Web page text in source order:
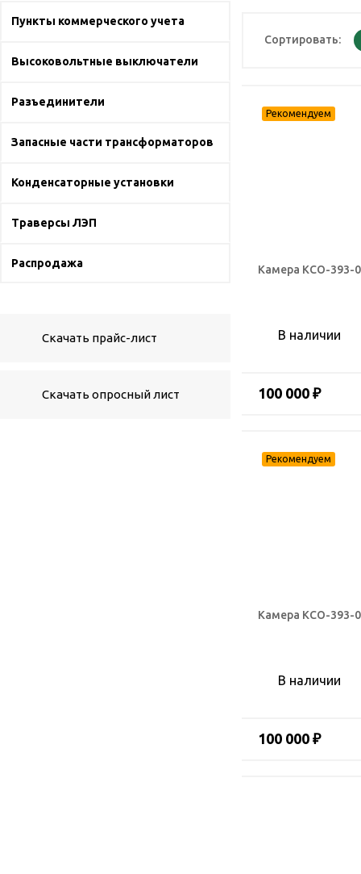
Пункты коммерческого учета
Высоковольтные выключатели
Разъединители
Запасные части трансформаторов
Конденсаторные установки
Траверсы ЛЭП
Распродажа
Скачать прайс-лист
Скачать опросный лист
Сортировать:
Камера КСО-393-
В наличии
100 000 ₽
Камера КСО-393-
В наличии
100 000 ₽